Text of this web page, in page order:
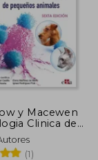
y Macewen
Clinica de
Animales, 6.
(1)